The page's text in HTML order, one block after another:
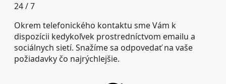
24 / 7
Okrem telefonického kontaktu sme Vám k
dispozícii kedykoľvek prostredníctvom emailu a
sociálnych sietí. Snažíme sa odpovedať na vaše
požiadavky čo najrýchlejšie.